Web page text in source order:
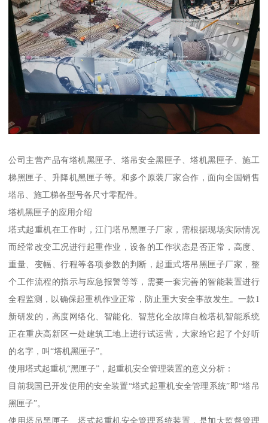
公司主营产品有塔机黑匣子、塔吊安全黑匣子、塔机黑匣子、施工
梯黑匣子、升降机黑匣子等。和多个原装厂家合作，面向全国销售
塔吊、施工梯各型号各尺寸零配件。
塔机黑匣子的应用介绍
塔式起重机在工作时，江门塔吊黑匣子厂家，需根据现场实际情况
而经常改变工况进行起重作业，设备的工作状态是否正常，高度、
重量、变幅、行程等各项参数的判断，起重式塔吊黑匣子厂家，整
个工作流程的指示与应急报警等等，需要一套完善的智能装置进行
全程监测，以确保起重机作业正常，防止重大安全事故发生。一款1
新研发的，高度网络化、智能化、智慧化全故障自检塔机智能系统
正在重庆高新区一处建筑工地上进行试运营，大家给它起了个好听
的名字，叫“塔机黑匣子”。
使用塔式起重机“黑匣子”，起重机安全管理装置的意义分析：
目前我国已开发使用的安全装置“塔式起重机安全管理系统”即“塔吊
黑匣子”。
使用塔吊黑匣子、塔式起重机安全管理系统装置，是加大监督管理